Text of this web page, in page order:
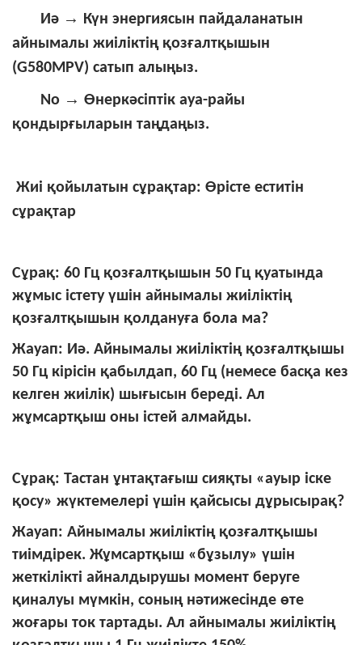
Иә → Күн энергиясын пайдаланатын
айнымалы жиіліктің қозғалтқышын
(G580MPV) сатып алыңыз.
No → Өнеркәсіптік ауа-райы
қондырғыларын таңдаңыз.
Жиі қойылатын сұрақтар: Өрісте еститін
сұрақтар
Сұрақ: 60 Гц қозғалтқышын 50 Гц қуатында
жұмыс істету үшін айнымалы жиіліктің
қозғалтқышын қолдануға бола ма?
Жауап: Иә. Айнымалы жиіліктің қозғалтқышы
50 Гц кірісін қабылдап, 60 Гц (немесе басқа кез
келген жиілік) шығысын береді. Ал
жұмсартқыш оны істей алмайды.
Сұрақ: Тастан ұнтақтағыш сияқты «ауыр іске
қосу» жүктемелері үшін қайсысы дұрысырақ?
Жауап: Айнымалы жиіліктің қозғалтқышы
тиімдірек. Жұмсартқыш «бұзылу» үшін
жеткілікті айналдырушы момент беруге
қиналуы мүмкін, соның нәтижесінде өте
жоғары ток тартады. Ал айнымалы жиіліктің